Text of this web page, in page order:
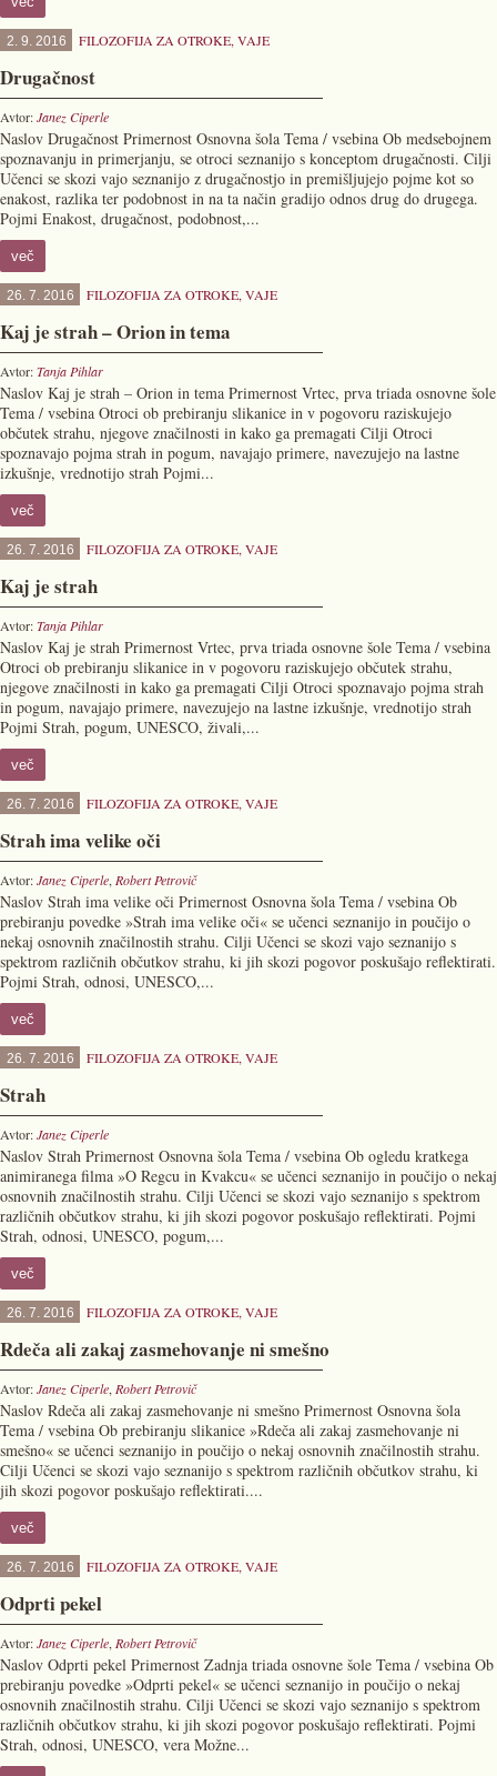
2. 9. 2016 FILOZOFIJA ZA OTROKE, VAJE
Drugačnost
Avtor:Janez Ciperle
Naslov Drugačnost Primernost Osnovna šola Tema / vsebina Ob medsebojnem
spoznavanju in primerjanju, se otroci seznanijo s konceptom drugačnosti. Cilji
Učenci se skozi vajo seznanijo z drugačnostjo in premišljujejo pojme kot so
enakost, razlika ter podobnost in na ta način gradijo odnos drug do drugega.
Pojmi Enakost, drugačnost, podobnost,...
več
26. 7. 2016 FILOZOFIJA ZA OTROKE, VAJE
Kaj je strah – Orion in tema
Avtor:Tanja Pihlar
Naslov Kaj je strah – Orion in tema Primernost Vrtec, prva triada osnovne šole
Tema / vsebina Otroci ob prebiranju slikanice in v pogovoru raziskujejo
občutek strahu, njegove značilnosti in kako ga premagati Cilji Otroci
spoznavajo pojma strah in pogum, navajajo primere, navezujejo na lastne
izkušnje, vrednotijo strah Pojmi...
več
26. 7. 2016 FILOZOFIJA ZA OTROKE, VAJE
Kaj je strah
Avtor:Tanja Pihlar
Naslov Kaj je strah Primernost Vrtec, prva triada osnovne šole Tema / vsebina
Otroci ob prebiranju slikanice in v pogovoru raziskujejo občutek strahu,
njegove značilnosti in kako ga premagati Cilji Otroci spoznavajo pojma strah
in pogum, navajajo primere, navezujejo na lastne izkušnje, vrednotijo strah
Pojmi Strah, pogum, UNESCO, živali,...
več
26. 7. 2016 FILOZOFIJA ZA OTROKE, VAJE
Strah ima velike oči
Avtor:Janez Ciperle, Robert Petrovič
Naslov Strah ima velike oči Primernost Osnovna šola Tema / vsebina Ob
prebiranju povedke »Strah ima velike oči« se učenci seznanijo in poučijo o
nekaj osnovnih značilnostih strahu. Cilji Učenci se skozi vajo seznanijo s
spektrom različnih občutkov strahu, ki jih skozi pogovor poskušajo reflektirati.
Pojmi Strah, odnosi, UNESCO,...
več
26. 7. 2016 FILOZOFIJA ZA OTROKE, VAJE
Strah
Avtor:Janez Ciperle
Naslov Strah Primernost Osnovna šola Tema / vsebina Ob ogledu kratkega
animiranega filma »O Regcu in Kvakcu« se učenci seznanijo in poučijo o nekaj
osnovnih značilnostih strahu. Cilji Učenci se skozi vajo seznanijo s spektrom
različnih občutkov strahu, ki jih skozi pogovor poskušajo reflektirati. Pojmi
Strah, odnosi, UNESCO, pogum,...
več
26. 7. 2016 FILOZOFIJA ZA OTROKE, VAJE
Rdeča ali zakaj zasmehovanje ni smešno
Avtor:Janez Ciperle, Robert Petrovič
Naslov Rdeča ali zakaj zasmehovanje ni smešno Primernost Osnovna šola
Tema / vsebina Ob prebiranju slikanice »Rdeča ali zakaj zasmehovanje ni
smešno« se učenci seznanijo in poučijo o nekaj osnovnih značilnostih strahu.
Cilji Učenci se skozi vajo seznanijo s spektrom različnih občutkov strahu, ki
jih skozi pogovor poskušajo reflektirati....
več
26. 7. 2016 FILOZOFIJA ZA OTROKE, VAJE
Odprti pekel
Avtor:Janez Ciperle, Robert Petrovič
Naslov Odprti pekel Primernost Zadnja triada osnovne šole Tema / vsebina Ob
prebiranju povedke »Odprti pekel« se učenci seznanijo in poučijo o nekaj
osnovnih značilnostih strahu. Cilji Učenci se skozi vajo seznanijo s spektrom
različnih občutkov strahu, ki jih skozi pogovor poskušajo reflektirati. Pojmi
Strah, odnosi, UNESCO, vera Možne...